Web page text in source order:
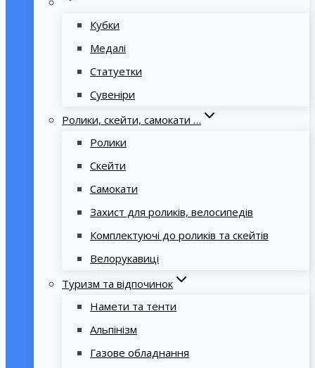
Кубки
Медалі
Статуетки
Сувеніри
Ролики, скейти, самокати …
Ролики
Скейти
Самокати
Захист для роликів, велосипедів
Комплектуючі до роликів та скейтів
Велорукавиці
Туризм та відпочинок
Намети та тенти
Альпінізм
Газове обладнання